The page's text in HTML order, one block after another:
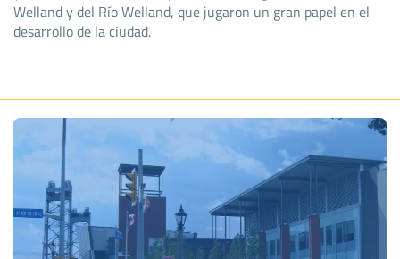
Welland y del Río Welland, que jugaron un gran papel en el
desarrollo de la ciudad.